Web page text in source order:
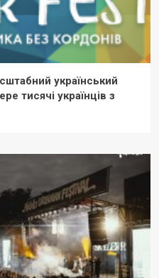
український
тисячі українців з